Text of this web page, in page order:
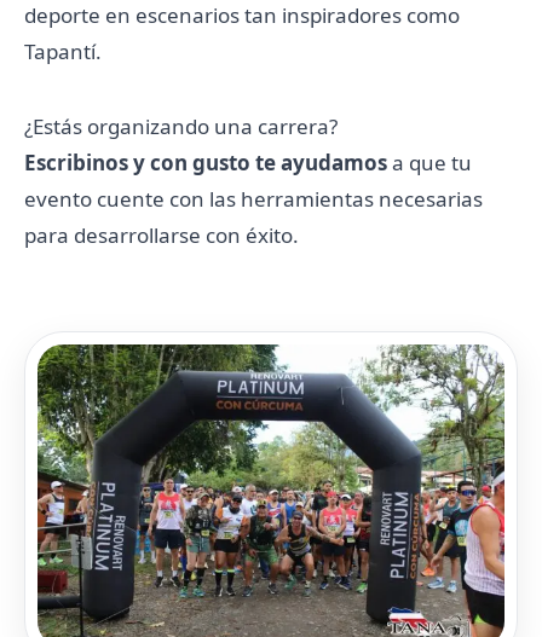
deporte en escenarios tan inspiradores como
Tapantí.
¿Estás organizando una carrera?
Escribinos y con gusto te ayudamosa que tu
evento cuente con las herramientas necesarias
para desarrollarse con éxito.